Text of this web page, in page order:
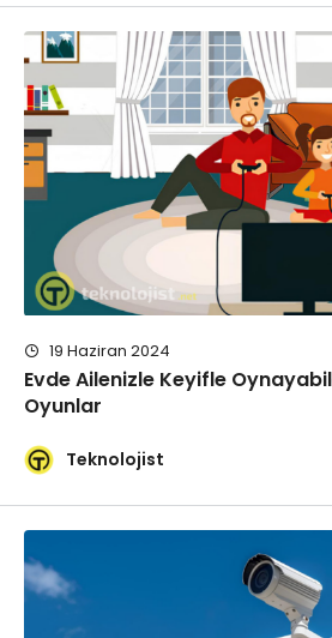
19 Haziran 2024
Evde Ailenizle Keyifle
Oyunlar
Teknolojist